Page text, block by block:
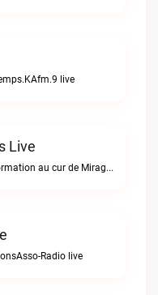
live
Live
Tripotay Nippes  Linformation au cur de Miragoâne et du monde.Tripotay Nippes live
Radio live